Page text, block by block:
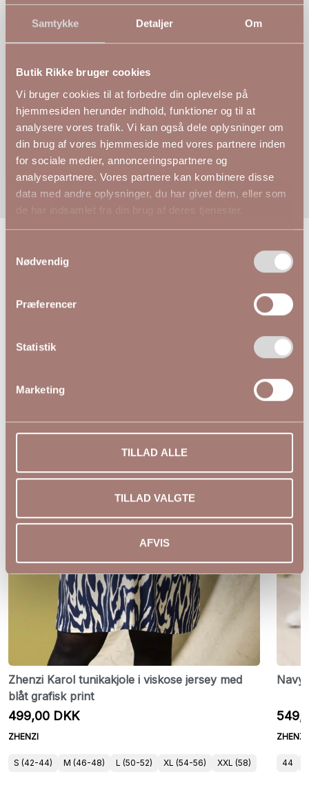
Samtykke Detaljer Om
Butik Rikke bruger cookies
Vi bruger cookies til at forbedre din oplevelse på
hjemmesiden herunder indhold, funktioner og til at
analysere vores trafik. Vi kan også dele oplysninger om
din brug af vores hjemmeside med vores partnere inden
for sociale medier, annonceringspartnere og
analysepartnere. Vores partnere kan kombinere disse
data med andre oplysninger, du har givet dem, eller som
de har indsamlet fra din brug af deres tjenester.
Nødvendig
Præferencer
Statistik
Marketing
TILLAD ALLE
TILLAD VALGTE
AFVIS
D. 28. aug. 2025 ✓Verificeret
★★★★★
Inge
Inge har givet produktet 5 stjerner
Andre kiggede på
Zhenzi Karol tunikakjole i viskose jersey med
blåt grafisk print
499,00 DKK
ZHENZI
S (42-44) M (46-48) L (50-52) XL (54-56) XXL (58)
Navy
ZHENZI
44